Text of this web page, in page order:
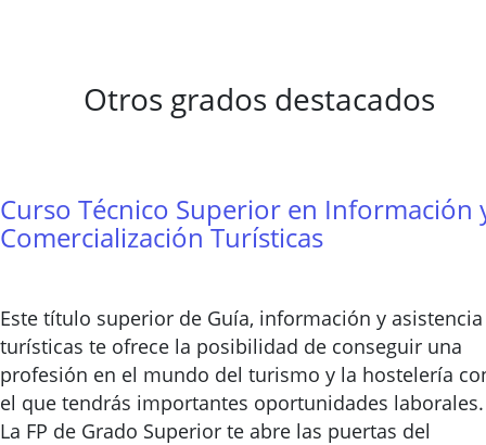
Otros grados destacados
Curso Técnico Superior en Información
Comercialización Turísticas
Este título superior de Guía, información y asistencia
turísticas te ofrece la posibilidad de conseguir una
profesión en el mundo del turismo y la hostelería
el que tendrás importantes oportunidades laborales.
La FP de Grado Superior te abre las puertas del